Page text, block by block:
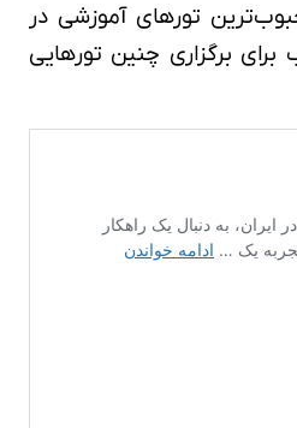
تورهای آموزشی در
برگزاری چنین تورهایی